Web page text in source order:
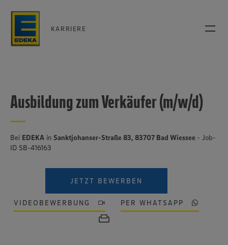
KARRIERE
Ausbildung zum Verkäufer (m/w/d)
Bei EDEKA in Sanktjohanser-Straße 83, 83707 Bad Wiessee - Job-
ID SB-416163
JETZT BEWERBEN
VIDEOBEWERBUNG PER WHATSAPP